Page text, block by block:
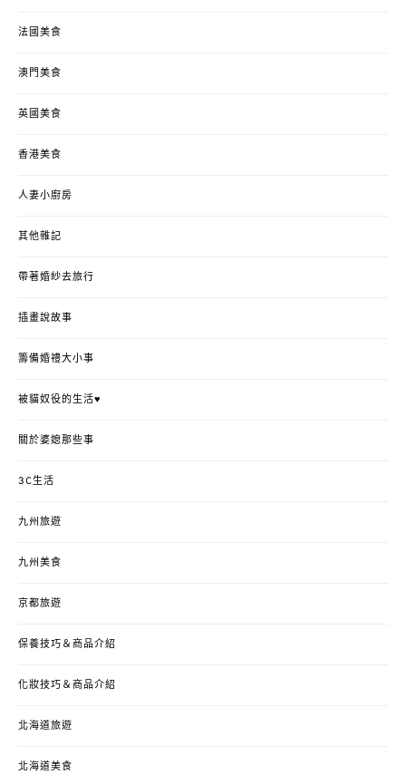
法國美食
澳門美食
英國美食
香港美食
人妻小廚房
其他雜記
帶著婚紗去旅行
插畫說故事
籌備婚禮大小事
被貓奴役的生活♥
關於婆媳那些事
3C生活
九州旅遊
九州美食
京都旅遊
保養技巧＆商品介紹
化妝技巧＆商品介紹
北海道旅遊
北海道美食